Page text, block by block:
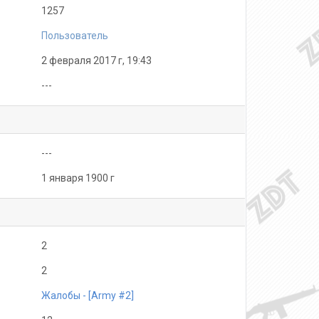
1257
Пользователь
2 февраля 2017 г, 19:43
---
---
1 января 1900 г
2
2
Жалобы - [Army #2]